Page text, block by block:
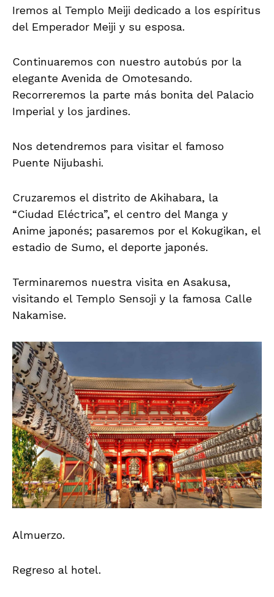
Iremos al Templo Meiji dedicado a los espíritus
del Emperador Meiji y su esposa.
Continuaremos con nuestro autobús por la
elegante Avenida de Omotesando.
Recorreremos la parte más bonita del Palacio
Imperial y los jardines.
Nos detendremos para visitar el famoso
Puente Nijubashi.
Cruzaremos el distrito de Akihabara, la
“Ciudad Eléctrica”, el centro del Manga y
Anime japonés; pasaremos por el Kokugikan, el
estadio de Sumo, el deporte japonés.
Terminaremos nuestra visita en Asakusa,
visitando el Templo Sensoji y la famosa Calle
Nakamise.
Almuerzo.
Regreso al hotel.